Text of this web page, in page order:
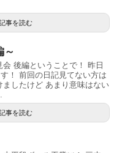
事を読む
後編ということで！ 昨日
！ 前回の日記見てない方は
ましたけど あまり意味はない
事を読む